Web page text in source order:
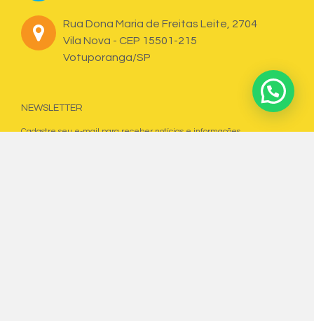
Rua Dona Maria de Freitas Leite, 2704
Vila Nova - CEP 15501-215
Votuporanga/SP
NEWSLETTER
Cadastre seu e-mail para receber notícias e informações.